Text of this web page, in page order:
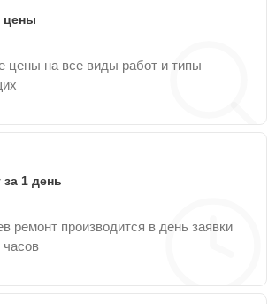
цены
цены на все виды работ и типы
за 1 день
ремонт производится в день заявки
часов